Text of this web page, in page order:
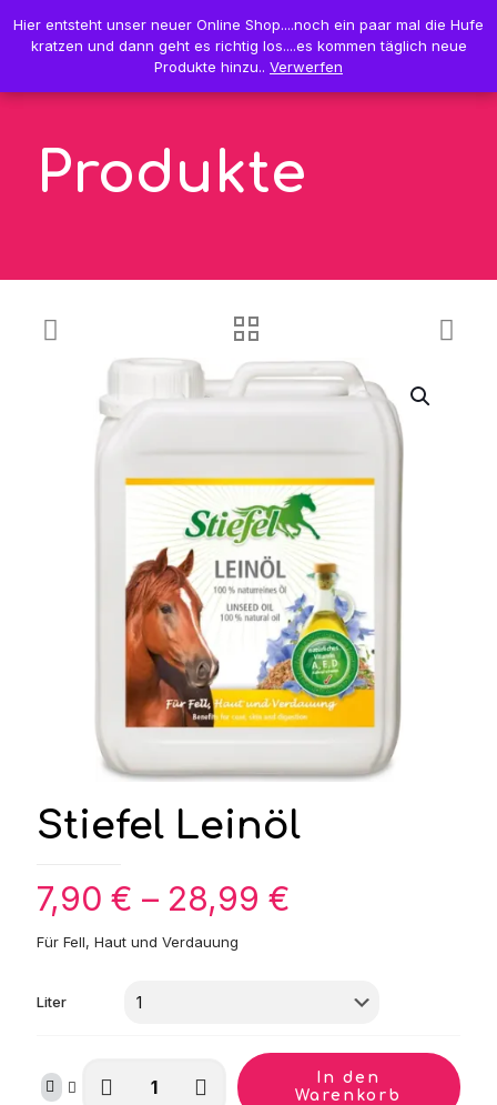
0 0,00 €
Produkte
Stiefel Leinöl
7,90 € – 28,99 €
28,99 €
Für Fell, Haut und Verdauung
Liter
In den
Warenkorb
Hier entsteht unser neuer Online Shop....noch ein paar mal die Hufe
kratzen und dann geht es richtig los....es kommen täglich neue
Produkte hinzu.. Verwerfen
Hier entsteht unser neuer Online Shop....noch ein paar mal die Hufe
kratzen und dann geht es richtig los....es kommen täglich neue
Produkte hinzu.. Verwerfen